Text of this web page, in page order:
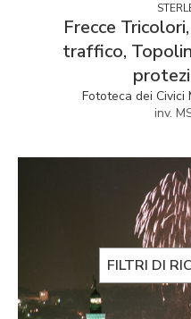
FILTRI DI
Frecce
traffico,
Fototeca dei Civici
inv.